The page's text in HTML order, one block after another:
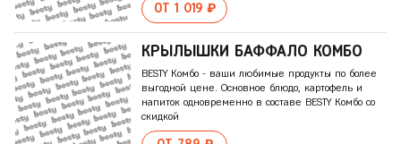
ОТ 1 019 ₽
КРЫЛЫШКИ БАФФАЛО КОМБО
BESTY Комбо - ваши любимые продукты по более
выгодной цене. Основное блюдо, картофель и
напиток одновременно в составе BESTY Комбо со
скидкой